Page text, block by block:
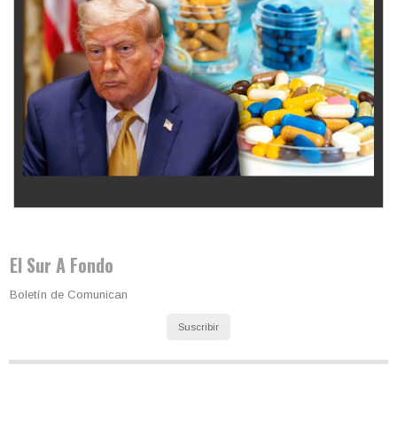
El Sur A Fondo
Boletín de Comunican
Suscribir